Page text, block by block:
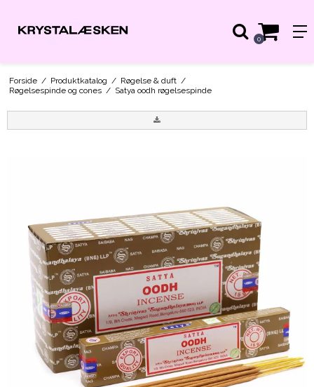
0
Forside / Produktkatalog / Røgelse & duft /
Røgelsespinde og cones / Satya oodh røgelsespinde